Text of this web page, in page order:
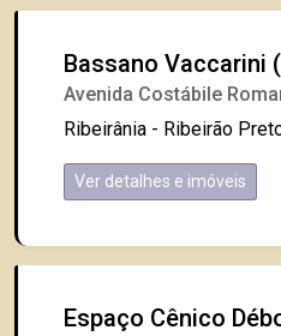
Bassano Vaccarini
Avenida Costábile
Ribeirânia - Ribeirão
Ver detalhes e imóveis
Espaço Cênico